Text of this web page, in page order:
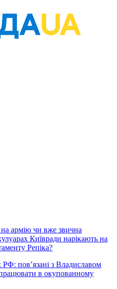
армію чи вже звична
Київради нарікають на
Репіка?
РФ: пов’язані з Владиславом
в окупованному